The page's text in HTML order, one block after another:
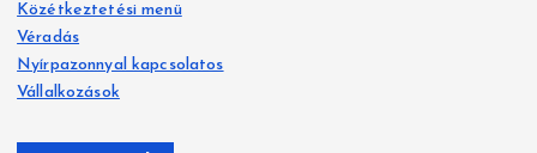
Közétkeztetési menü
Véradás
Nyírpazonnyal kapcsolatos
Vállalkozások